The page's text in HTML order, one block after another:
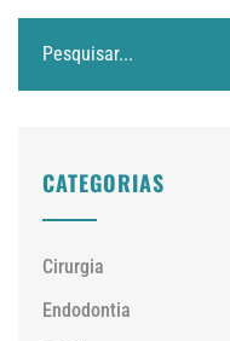
CATEGORIAS
Cirurgia
Endodontia